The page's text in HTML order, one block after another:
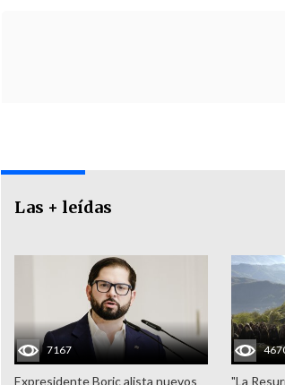
Las + leídas
7167
Expresidente Boric alista nuevos "La